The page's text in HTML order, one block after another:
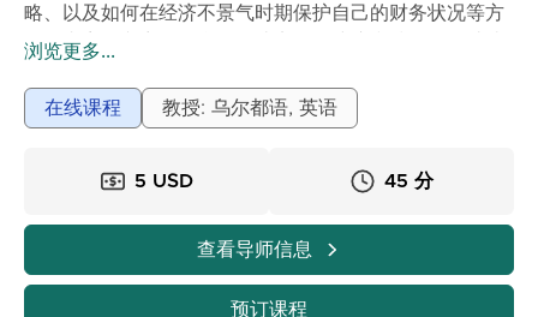
略、以及如何在经济不景气时期保护自己的财务状况等方
面的内容。文章还包含了一些实用的建议和技巧，帮助读
浏览更多...
在线课程 教授: 乌尔都语, 英语
5 USD 45 分
查看导师信息
预订课程